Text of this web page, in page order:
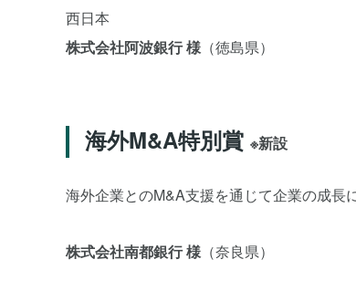
西日本
株式会社阿波銀行 様 （徳島県）
海外M&A特別賞 ※新設
海外企業とのM&A支援を通じて企業の成長
株式会社南都銀行 様 （奈良県）